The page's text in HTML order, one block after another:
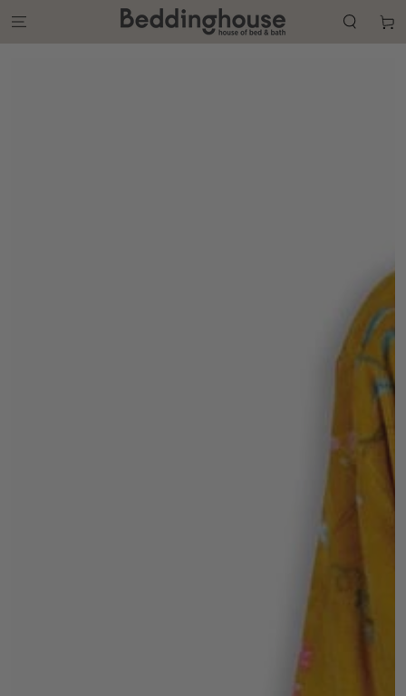
CONTENT